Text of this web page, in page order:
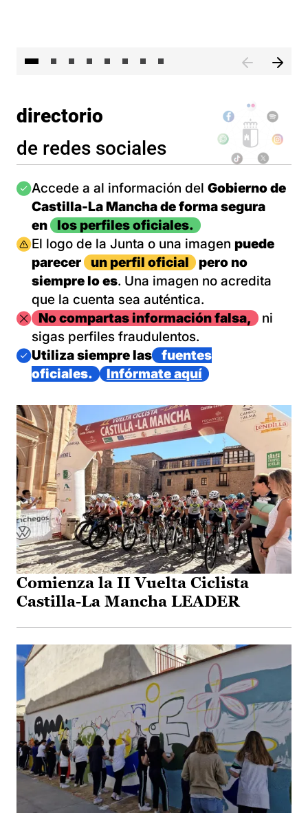
directorio
de redes sociales
Imagen
Accede a al información del Gobierno de
Castilla-La Mancha de forma segura
en
los perfiles oficiales.
Imagen
El logo de la Junta o una imagen puede
parecer
un perfil oficial
pero no
siempre lo es. Una imagen no acredita
que la cuenta sea auténtica.
ImagenNo compartas información falsa,
ni
sigas perfiles fraudulentos.
Imagen
Utiliza siempre las
fuentes
oficiales.
Infórmate aquí
Comienza la II Vuelta Ciclista
Castilla-La Mancha LEADER